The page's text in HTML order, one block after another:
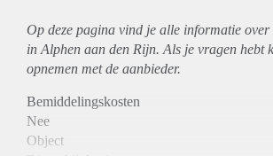
Op deze pagina vind je alle informatie
in Alphen aan den Rijn. Als je vragen hebt
opnemen met de aanbieder.
Bemiddelingskosten
Nee
Object